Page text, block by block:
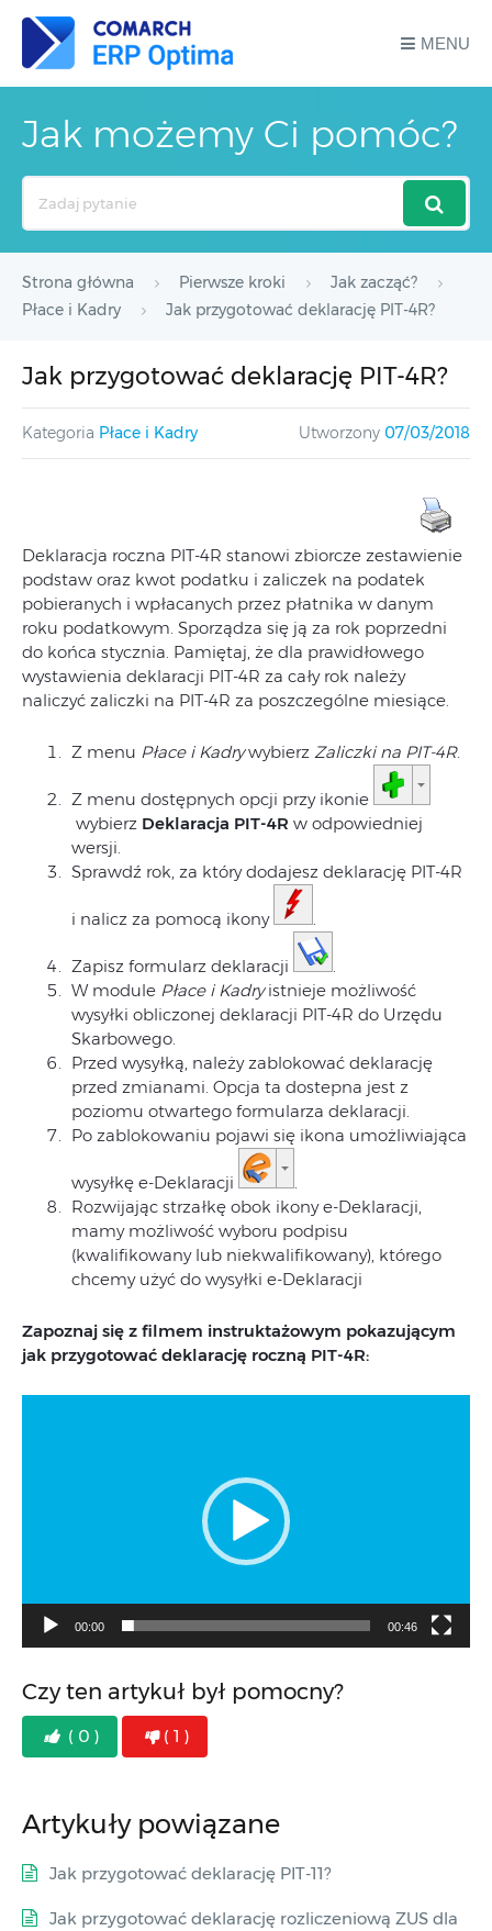
MENU
Jak możemy Ci pomóc?
Strona główna Pierwsze kroki
Jak zacząć?
Płace i Kadry
Jak przygotować deklarację PIT-4R?
Jak przygotować deklarację PIT-4R?
Kategoria Płace i Kadry Utworzony 07/03/2018
Deklaracja roczna PIT-4R stanowi zbiorcze zestawienie
podstaw oraz kwot podatku i zaliczek na podatek
pobieranych i wpłacanych przez płatnika w danym
roku podatkowym. Sporządza się ją za rok poprzedni
do końca stycznia. Pamiętaj, że dla prawidłowego
wystawienia deklaracji PIT-4R za cały rok należy
naliczyć zaliczki na PIT-4R za poszczególne miesiące.
Z menu Płace i Kadrywybierz Zaliczki na PIT-4R.
Z menu dostępnych opcji przy ikonie
wybierz Deklaracja PIT-4R w odpowiedniej
wersji.
Sprawdź rok, za który dodajesz deklarację PIT-4R
i nalicz za pomocą ikony .
Zapisz formularz deklaracji
.
W module Płace i Kadryistnieje możliwość
wysyłki obliczonej deklaracji PIT-4R do Urzędu
Skarbowego.
Przed wysyłką, należy zablokować deklarację
przed zmianami. Opcja ta dostepna jest z
poziomu otwartego formularza deklaracji.
Po zablokowaniu pojawi się ikona umożliwiająca
wysyłkę e-Deklaracji
.
Rozwijając strzałkę obok ikony e-Deklaracji,
mamy możliwość wyboru podpisu
(kwalifikowany lub niekwalifikowany), którego
chcemy użyć do wysyłki e-Deklaracji
Zapoznaj się z filmem instruktażowym pokazującym
jak przygotować deklarację roczną PIT-4R:
00:00 00:46
Czy ten artykuł był pomocny?
( 0 ) ( 1 )
Artykuły powiązane
Jak przygotować deklarację PIT-11?
Jak przygotować deklarację rozliczeniową ZUS dla